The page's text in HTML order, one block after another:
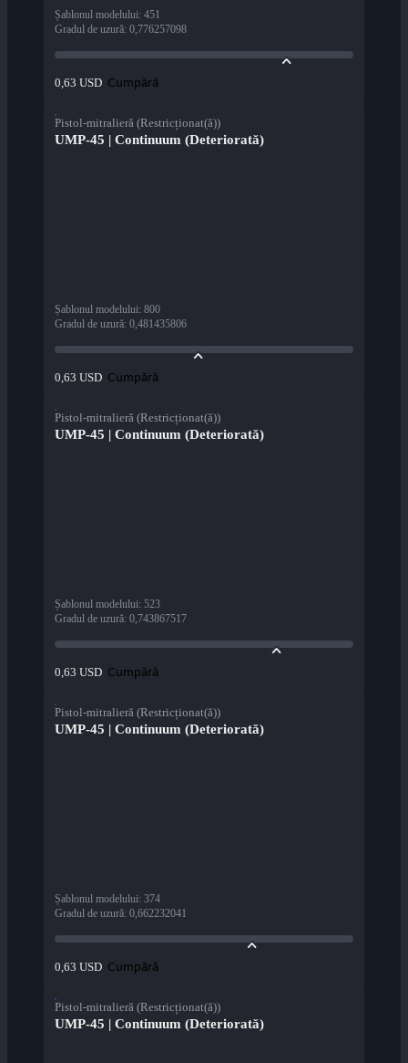
Șablonul modelului: 451
Gradul de uzură: 0,776257098
0,63 USD Cumpără
Pistol-mitralieră (Restricționat(ă))
UMP-45 | Continuum (Deteriorată)
Șablonul modelului: 800
Gradul de uzură: 0,481435806
0,63 USD Cumpără
Pistol-mitralieră (Restricționat(ă))
UMP-45 | Continuum (Deteriorată)
Șablonul modelului: 523
Gradul de uzură: 0,743867517
0,63 USD Cumpără
Pistol-mitralieră (Restricționat(ă))
UMP-45 | Continuum (Deteriorată)
Șablonul modelului: 374
Gradul de uzură: 0,662232041
0,63 USD Cumpără
Pistol-mitralieră (Restricționat(ă))
UMP-45 | Continuum (Deteriorată)